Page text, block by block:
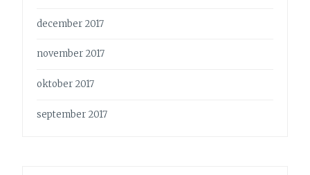
december 2017
november 2017
oktober 2017
september 2017